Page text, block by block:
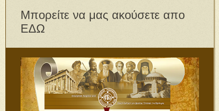
Μπορείτε να μας ακούσετε απο
ΕΔΩ